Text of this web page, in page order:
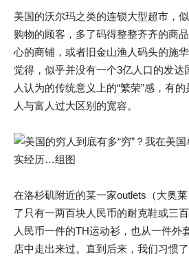
美国的沃尔玛之类的连锁大型超市，
购物的顾客，多了码得整整齐齐的商
心的商铺，或者旧金山渔人码头的施
觉得，似乎并没有一个3亿人口的发达
人认为的传统意义上的“繁荣”感，有
人与富人过大区别的宽容。
在洛杉矶附近的某一家outlets（大奥
了只有一两百块人民币的耐克鞋或三
人民币一件的TH运动衫，也从一件外
店中走出来过。直到后来，我们习惯